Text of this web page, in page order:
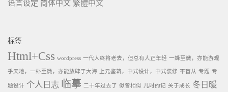
语言设定 简体中文 繁體中文
标签
Html+Css wordpress 一代人终将老去，但总有人正年轻 一蜂至微，亦能游观
乎天地，一虲至微，亦能放肆于大海 上元鉴筑，中式设计，中式装修 不盲从 专题 专
题设计 个人日志 临摹 二十年过去了 似曾相似 儿时的记 关于成长 冬日暖